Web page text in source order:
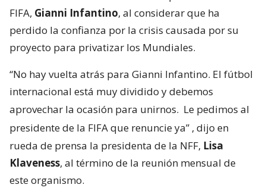
FIFA, Gianni Infantino, al considerar que ha
perdido la confianza por la crisis causada por su
proyecto para privatizar los Mundiales.
“No hay vuelta atrás para Gianni Infantino. El fútbol
internacional está muy dividido y debemos
aprovechar la ocasión para unirnos. Le pedimos al
presidente de la FIFA que renuncie ya” , dijo en
rueda de prensa la presidenta de la NFF, Lisa
Klaveness, al término de la reunión mensual de
este organismo.